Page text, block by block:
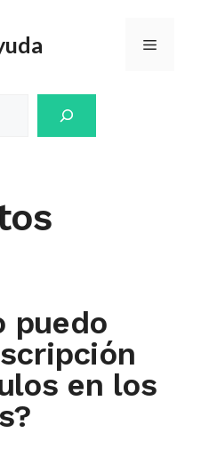
Menú
puedo
en los